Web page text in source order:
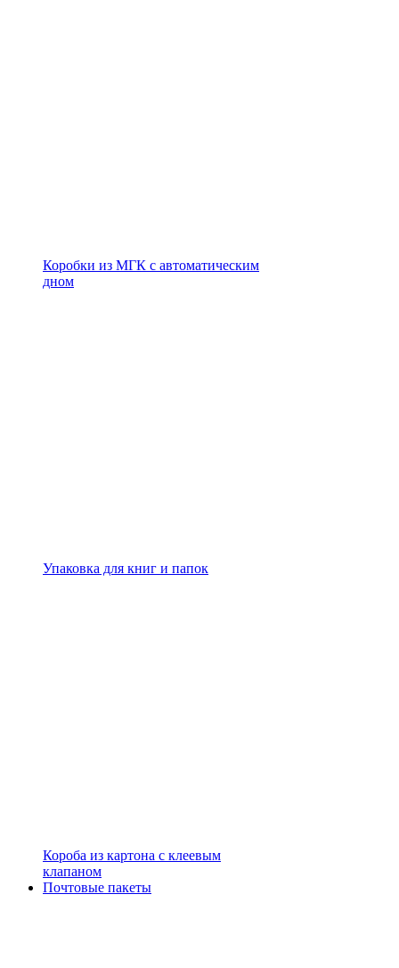
Коробки из МГК с автоматическим
дном
Упаковка для книг и папок
Короба из картона с клеевым
клапаном
Почтовые пакеты